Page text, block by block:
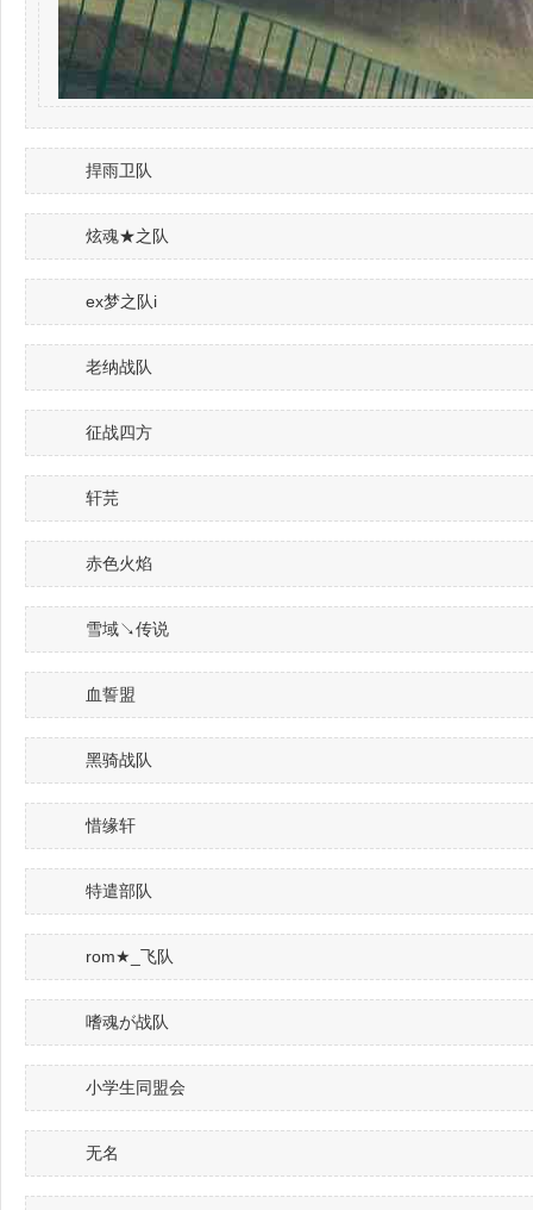
捍雨卫队
炫魂★之队
ex梦之队i
老纳战队
征战四方
轩芫
赤色火焰
雪域↘传说
血誓盟
黑骑战队
惜缘轩
特遣部队
rom★_飞队
嗜魂が战队
小学生同盟会
无名